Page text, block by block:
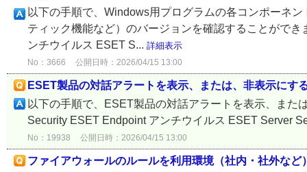
以下の手順で、Windows用プログラムの各コンポーネ
ティック機能など）のバージョンを確認することがで
ンチウイルス ESET S... 詳細表示
No：3666 公開日時：2026/04/15 13:00
ESET製品の対話アラートを表示、または、非表示にす
以下の手順で、ESET製品の対話アラートを表示、ま
Security ESET Endpoint アンチウイルス ESET Server
No：19938 公開日時：2026/04/15 13:00
ファイアウォールのルールを利用環境（社内・社外な